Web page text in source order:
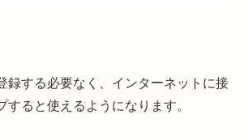
録する必要なく、インターネットに接
すると使えるようになります。